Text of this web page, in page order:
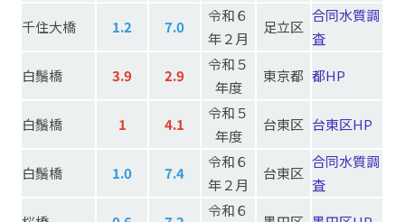
千住大橋
1.2 7.0
令和６
年２月
足立区
合同水質調
査
白鬚橋
3.9 2.9
令和５
年度
東京都 都HP
白鬚橋 1 4.1
令和５
年度
台東区 台東区HP
白鬚橋 1.0 7.4
令和６
年２月
台東区
合同水質調
査
令和６